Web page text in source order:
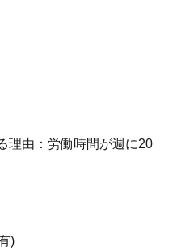
理由：労働時間が週に20
)